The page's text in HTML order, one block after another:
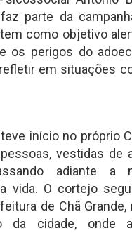
faz parte da
como objetivo
os perigos do
em situações
início no próprio
vestidas de
adiante a
vida. O cortejo
de Chã Grande,
da cidade, onde a